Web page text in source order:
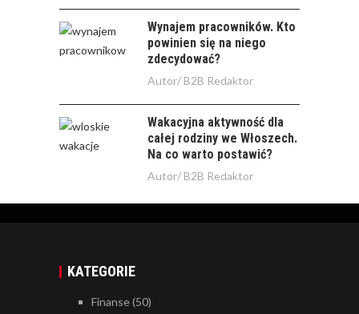
Wynajem pracowników. Kto
powinien się na niego
zdecydować?
Autor/ B2B Redaktor
Wakacyjna aktywność dla
całej rodziny we Włoszech.
Na co warto postawić?
Autor/ B2B Redaktor
KATEGORIE
Finanse(50)